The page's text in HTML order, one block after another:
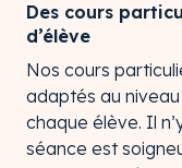
Des cours
d’élève
Nos cours
adaptés au
chaque élève. Il
séance est